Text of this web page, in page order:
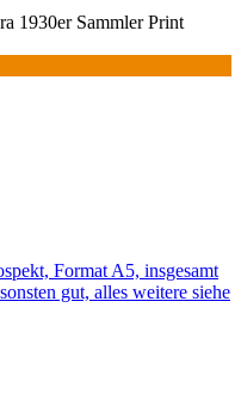
Format A5, insgesamt
gut, alles weitere siehe